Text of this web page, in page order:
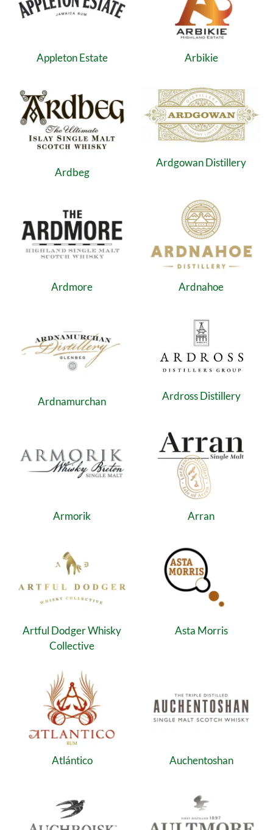
Appleton Estate Arbikie
Ardbeg
Ardgowan Distillery
Ardmore Ardnahoe
Ardnamurchan Ardross Distillery
Armorik Arran
Artful Dodger Whisky
Collective
Asta Morris
Atlántico Auchentoshan